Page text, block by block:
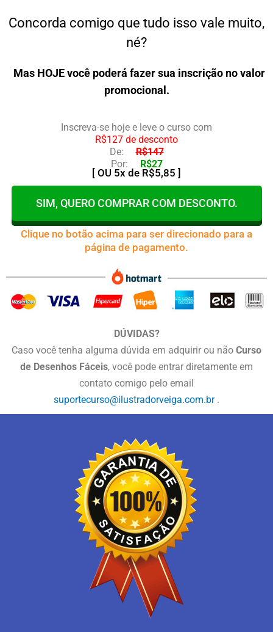
Concorda comigo que tudo isso vale muito,
né?
Mas HOJE você poderá fazer sua inscrição no valor
promocional.
Inscreva-se hoje e leve o curso com
R$127 de desconto
De:R$147
Por:
R$27
[ OU 5x de R$5,85 ]
SIM, QUERO COMPRAR COM DESCONTO.
Clique no botão acima para ser direcionado para a
página de pagamento.
DÚVIDAS?
Caso você tenha alguma dúvida em adquirir ou não Curso
de Desenhos Fáceis, você pode entrar diretamente em
contato comigo pelo email
suportecurso@ilustradorveiga.com.br.